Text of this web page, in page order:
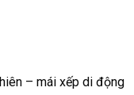
– mái xếp di động